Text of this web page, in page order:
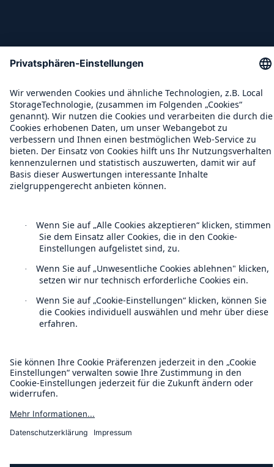
Cookie Einstellungen
Rechtliche Hinweise
Sitemap
Impressum
Munich Re’s Statement on the UK Modern Slavery Act